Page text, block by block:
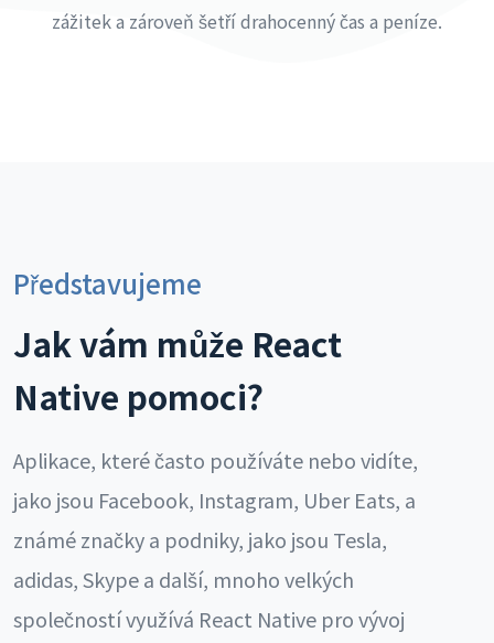
zážitek a zároveň šetří drahocenný čas a peníze.
Představujeme
Jak vám může React
Native pomoci?
Aplikace, které často používáte nebo vidíte,
jako jsou Facebook, Instagram, Uber Eats, a
známé značky a podniky, jako jsou Tesla,
adidas, Skype a další, mnoho velkých
společností využívá React Native pro vývoj